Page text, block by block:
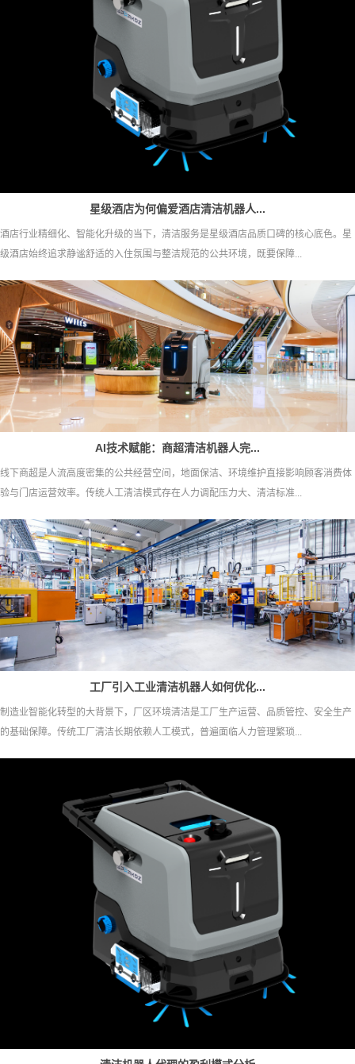
星级酒店为何偏爱酒店清洁机器人...
酒店行业精细化、智能化升级的当下，清洁服务是星级酒店品质口碑的核心底色。星
级酒店始终追求静谧舒适的入住氛围与整洁规范的公共环境，既要保障...
AI技术赋能：商超清洁机器人完...
线下商超是人流高度密集的公共经营空间，地面保洁、环境维护直接影响顾客消费体
验与门店运营效率。传统人工清洁模式存在人力调配压力大、清洁标准...
工厂引入工业清洁机器人如何优化...
制造业智能化转型的大背景下，厂区环境清洁是工厂生产运营、品质管控、安全生产
的基础保障。传统工厂清洁长期依赖人工模式，普遍面临人力管理繁琐...